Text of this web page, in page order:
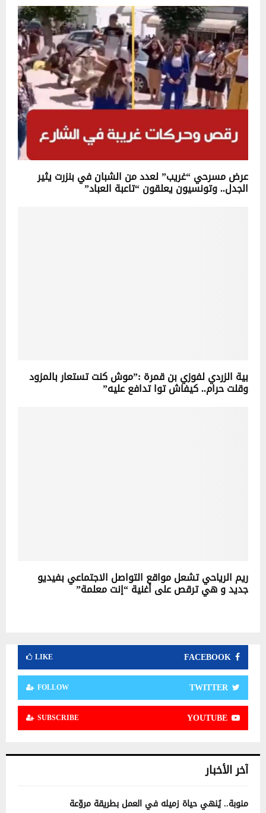
عرض مسرحي “غريب” لعدد من الشبان في بنزرت يثير
الجدل.. وتونسيون يعلقون “تاعبة العباد”
بية الزردي لفوزي بن قمرة :”موش كنت تستعار بالمزود
وقلت حرام.. كيفاش توا تدافع عليه”
ريم الرياحي تشعل مواقع التواصل الاجتماعي بفيديو
جديد و هي ترقص على أغنية “إنت معلمة”
FACEBOOK
LIKE
TWITTER
FOLLOW
YOUTUBE
SUBSCRIBE
آخر الأخبار
منوبة.. يُنهي حياة زميله في العمل بطريقة مروّعة